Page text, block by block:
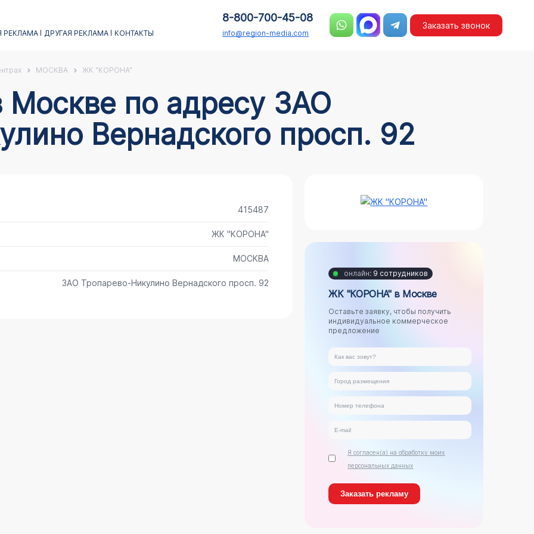
РЕКЛАМА ДРУГАЯ РЕКЛАМА КОНТАКТЫ
8-800-700-45-08
info@region-media.com
Заказать звонок
МОСКВА ЖК "КОРОНА"
Вернадского просп. 92
415487
ЖК "КОРОНА"
МОСКВА
ЗАО Тропарево-Никулино Вернадского просп. 92
онлайн: 9 сотрудников
ЖК "КОРОНА" в Москве
Оставьте заявку, чтобы получить
индивидуальное коммерческое
предложение
Я согласен(а) на обработку моих
персональных данных